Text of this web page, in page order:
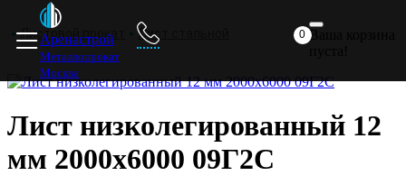
Аренастрой
Металлопрокат
Москва
0 Ваша корзина
Листовой прокат Лист стальной
Лист низколегированный 12
мм 2000х6000 09Г2С